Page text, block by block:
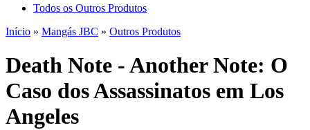
Todos os Outros Produtos
Início » Mangás JBC » Outros Produtos
Death Note - Another Note: O
Caso dos Assassinatos em Los
Angeles